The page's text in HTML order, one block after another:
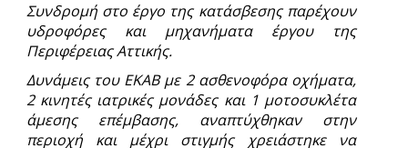
Συνδρομή στο έργο της κατάσβεσης παρέχουν
υδροφόρες και μηχανήματα έργου της
Περιφέρειας Αττικής.
Δυνάμεις του ΕΚΑΒ με 2 ασθενοφόρα οχήματα,
2 κινητές ιατρικές μονάδες και 1 μοτοσυκλέτα
άμεσης επέμβασης, αναπτύχθηκαν στην
περιοχή και μέχρι στιγμής χρειάστηκε να